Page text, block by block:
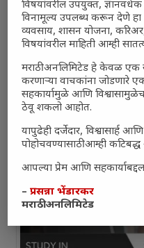
विषयांवरील उपयुक्त,
विनामूल्य उपलब्ध करून देणे हा
व्यवसाय, शासन योजना,
विषयांवरील माहिती आम्ही
मराठी अनलिमिटेड हे केवळ एक
करणाऱ्या वाचकांना जोडणारे
सहकार्यामुळे आणि
ठेवू शकलो आहोत.
यापुढेही दर्जेदार, विश्वासार्ह
पोहोचवण्यासाठी आम्ही
आपल्या प्रेम आणि
–प्रसन्ना भेंडारकर
मराठी अनलिमिटेड